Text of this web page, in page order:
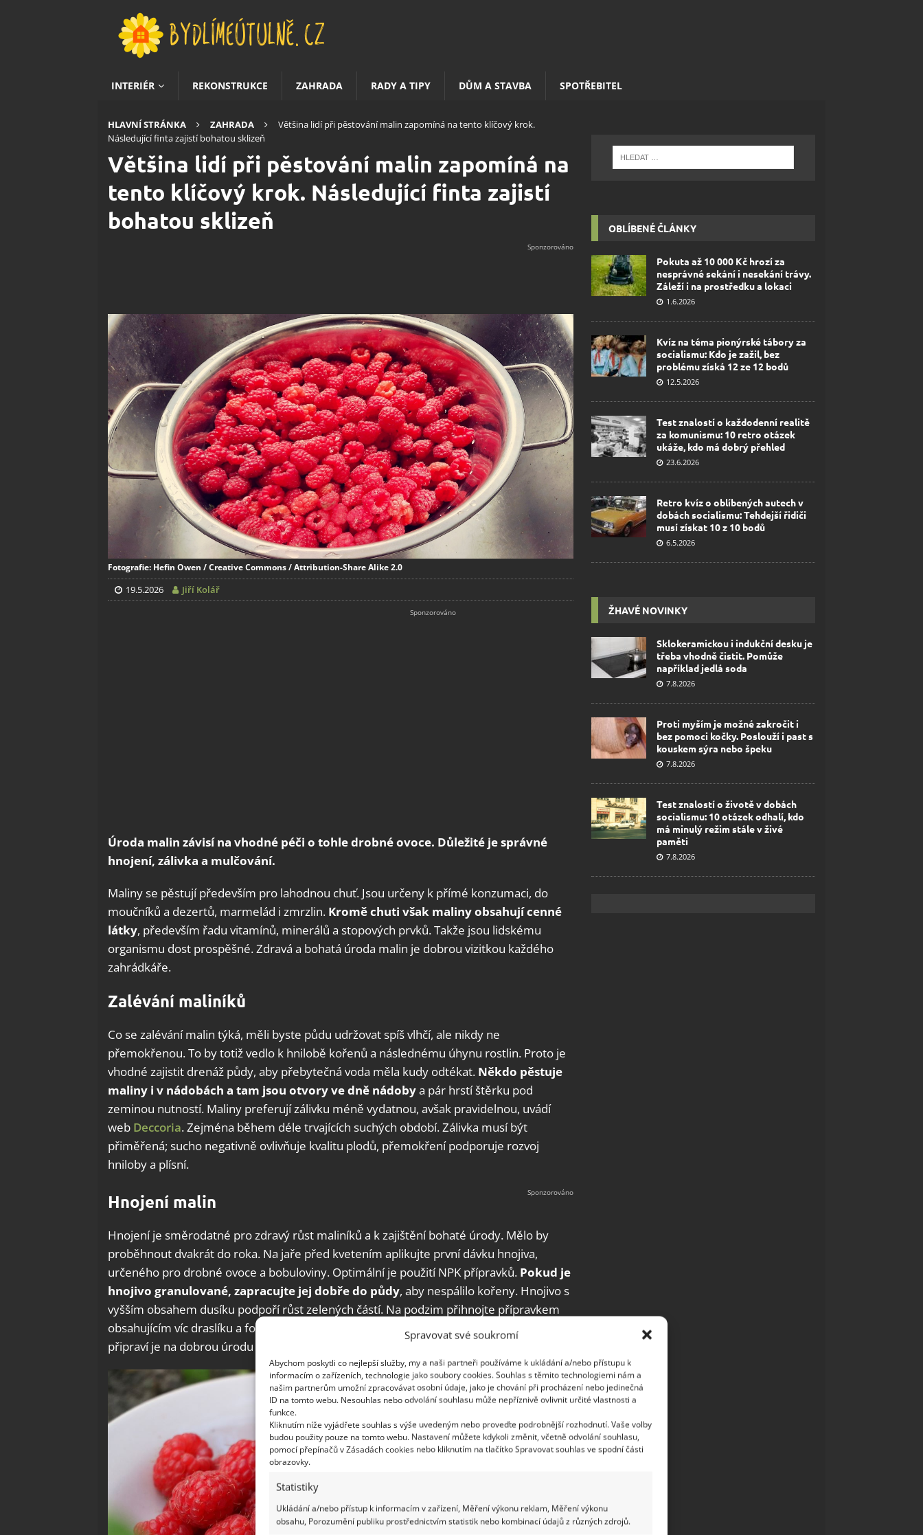
Spravovat své soukromí
Abychom poskytli co nejlepší služby, my a naši partneři používáme k ukládání a/nebo přístupu k
informacím o zařízeních, technologie jako soubory cookies. Souhlas s těmito technologiemi nám a
našim partnerům umožní zpracovávat osobní údaje, jako je chování při procházení nebo jedinečná
ID na tomto webu. Nesouhlas nebo odvolání souhlasu může nepříznivě ovlivnit určité vlastnosti a
funkce.
Kliknutím níže vyjádřete souhlas s výše uvedeným nebo proveďte podrobnější rozhodnutí. Vaše volby
budou použity pouze na tomto webu. Nastavení můžete kdykoli změnit, včetně odvolání souhlasu,
pomocí přepínačů v Zásadách cookies nebo kliknutím na tlačítko Spravovat souhlas ve spodní části
obrazovky.
Statistiky
Ukládání a/nebo přístup k informacím v zařízení, Měření výkonu reklam, Měření výkonu
obsahu, Porozumění publiku prostřednictvím statistik nebo kombinací údajů z různých zdrojů.
INTERIÉR REKONSTRUKCE ZAHRADA RADY A TIPY DŮM A STAVBA SPOTŘEBITEL
HLAVNÍ STRÁNKA ZAHRADA
Většina lidí při pěstování malin zapomíná na tento klíčový krok.
Následující finta zajistí bohatou sklizeň
Většina lidí při pěstování malin zapomíná na
tento klíčový krok. Následující finta zajistí
bohatou sklizeň
Fotografie: Hefin Owen / Creative Commons / Attribution-Share Alike 2.0
19.5.2026 Jiří Kolář
Úroda malin závisí na vhodné péči o tohle drobné ovoce. Důležité je správné
hnojení, zálivka a mulčování.
Maliny se pěstují především pro lahodnou chuť. Jsou určeny k přímé konzumaci, do
moučníků a dezertů, marmelád i zmrzlin. Kromě chuti však maliny obsahují cenné
látky, především řadu vitamínů, minerálů a stopových prvků. Takže jsou lidskému
organismu dost prospěšné. Zdravá a bohatá úroda malin je dobrou vizitkou každého
zahrádkáře.
Zalévání maliníků
Co se zalévání malin týká, měli byste půdu udržovat spíš vlhčí, ale nikdy ne
přemokřenou. To by totiž vedlo k hnilobě kořenů a následnému úhynu rostlin. Proto je
vhodné zajistit drenáž půdy, aby přebytečná voda měla kudy odtékat. Někdo pěstuje
maliny i v nádobách a tam jsou otvory ve dně nádobya pár hrstí štěrku pod
zeminou nutností. Maliny preferují zálivku méně vydatnou, avšak pravidelnou, uvádí
web Deccoria. Zejména během déle trvajících suchých období. Zálivka musí být
přiměřená; sucho negativně ovlivňuje kvalitu plodů, přemokření podporuje rozvoj
hniloby a plísní.
Hnojení malin
Hnojení je směrodatné pro zdravý růst maliníků a k zajištění bohaté úrody. Mělo by
proběhnout dvakrát do roka. Na jaře před kvetením aplikujte první dávku hnojiva,
určeného pro drobné ovoce a bobuloviny. Optimální je použití NPK přípravků. Pokud je
hnojivo granulované, zapracujte jej dobře do půdy, aby nespálilo kořeny. Hnojivo s
vyšším obsahem dusíku podpoří růst zelených částí. Na podzim přihnojte přípravkem
obsahujícím víc draslíku a fosforu. Tyto prvky činí rostliny odolnějšími před zimou a
připraví je na dobrou úrodu v příštím roce.
OBLÍBENÉ ČLÁNKY
Pokuta až 10 000 Kč hrozí za
nesprávné sekání i nesekání trávy.
Záleží i na prostředku a lokaci
1.6.2026
Kvíz na téma pionýrské tábory za
socialismu: Kdo je zažil, bez
problému získá 12 ze 12 bodů
12.5.2026
Test znalostí o každodenní realitě
za komunismu: 10 retro otázek
ukáže, kdo má dobrý přehled
23.6.2026
Retro kvíz o oblíbených autech v
dobách socialismu: Tehdejší řidiči
musí získat 10 z 10 bodů
6.5.2026
ŽHAVÉ NOVINKY
Sklokeramickou i indukční desku je
třeba vhodně čistit. Pomůže
například jedlá soda
7.8.2026
Proti myším je možné zakročit i
bez pomoci kočky. Poslouží i past s
kouskem sýra nebo špeku
7.8.2026
Test znalostí o životě v dobách
socialismu: 10 otázek odhalí, kdo
má minulý režim stále v živé
paměti
7.8.2026